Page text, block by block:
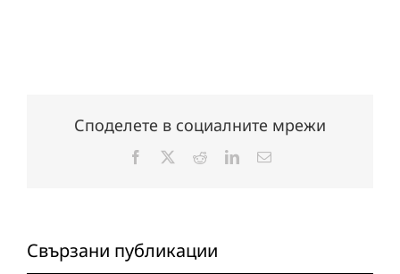
Споделете в социалните мрежи
Facebook RedditLinkedInЕлектронна
Свързани публикации